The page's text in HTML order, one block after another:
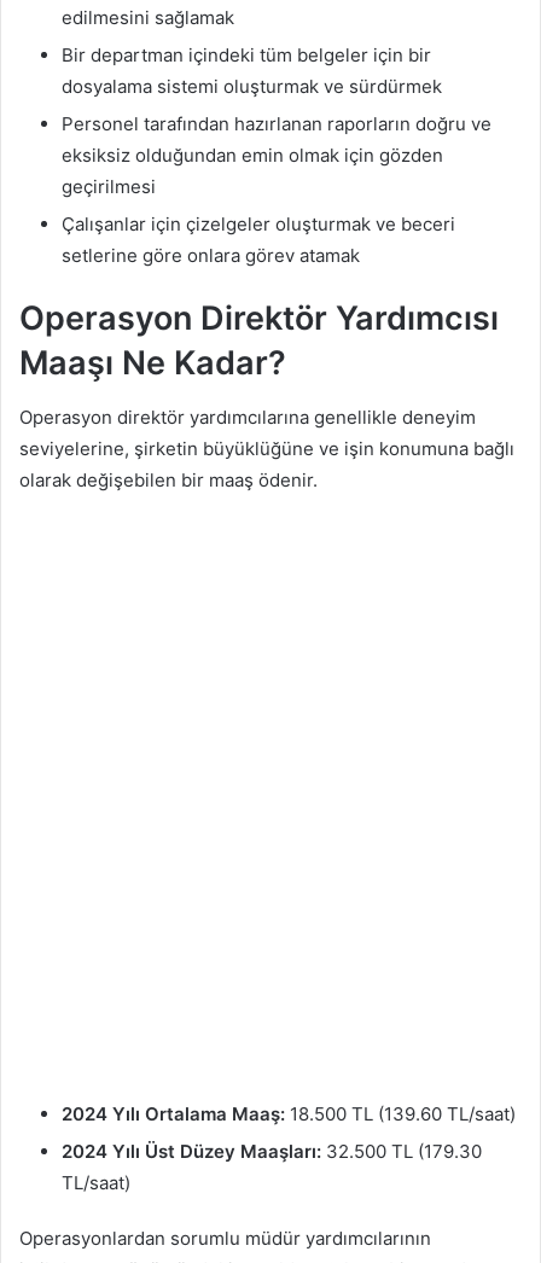
edilmesini sağlamak
Bir departman içindeki tüm belgeler için bir
dosyalama sistemi oluşturmak ve sürdürmek
Personel tarafından hazırlanan raporların doğru ve
eksiksiz olduğundan emin olmak için gözden
geçirilmesi
Çalışanlar için çizelgeler oluşturmak ve beceri
setlerine göre onlara görev atamak
Operasyon Direktör Yardımcısı
Maaşı Ne Kadar?
Operasyon direktör yardımcılarına genellikle deneyim
seviyelerine, şirketin büyüklüğüne ve işin konumuna bağlı
olarak değişebilen bir maaş ödenir.
2024 Yılı Ortalama Maaş: 18.500 TL (139.60 TL/saat)
2024 Yılı Üst Düzey Maaşları: 32.500 TL (179.30
TL/saat)
Operasyonlardan sorumlu müdür yardımcılarının